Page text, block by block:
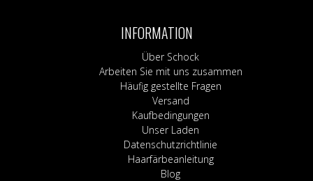
INFORMATION
Über Schock
Arbeiten Sie mit uns zusammen
Häufig gestellte Fragen
Versand
Kaufbedingungen
Unser Laden
Datenschutzrichtlinie
Haarfärbeanleitung
Blog